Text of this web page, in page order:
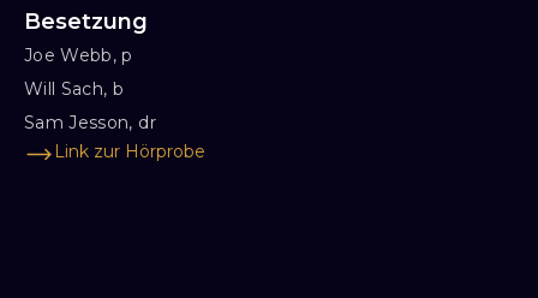
Besetzung
Joe Webb, p
Will Sach, b
Sam Jesson, dr
Link zur Hörprobe